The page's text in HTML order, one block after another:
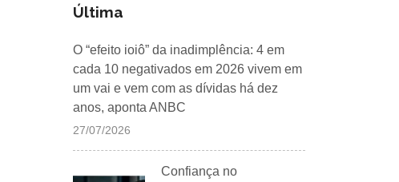
Última
O “efeito ioiô” da inadimplência: 4 em
cada 10 negativados em 2026 vivem em
um vai e vem com as dívidas há dez
anos, aponta ANBC
27/07/2026
Confiança no